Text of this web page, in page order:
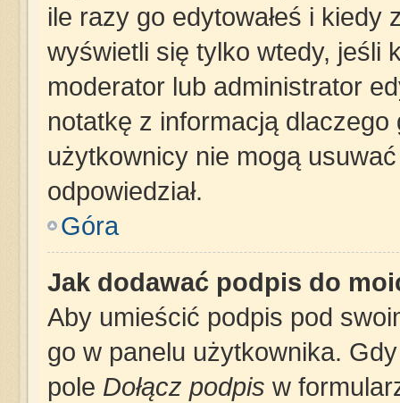
ile razy go edytowałeś i kiedy
wyświetli się tylko wtedy, jeśli
moderator lub administrator
notatkę z informacją
użytkownicy nie mogą
odpowiedział.
Góra
Jak dodawać podpis do
Aby umieścić podpis pod
go w panelu użytkownika.
pole Dołącz podpis w